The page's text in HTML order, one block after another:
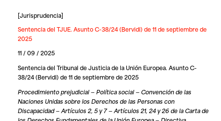
[Jurisprudencia]
Sentencia del TJUE. Asunto C-38/24 (Bervidi) de 11 de septiembre de
2025
11 / 09 / 2025
Sentencia del Tribunal de Justicia de la Unión Europea. Asunto C-
38/24 (Bervidi) de 11 de septiembre de 2025
Procedimiento prejudicial — Política social — Convención de las
Naciones Unidas sobre los Derechos de las Personas con
Discapacidad — Artículos 2, 5 y 7 — Artículos 21, 24 y 26 de la Carta de